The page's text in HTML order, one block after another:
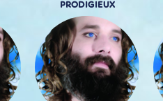
PRODIGIEUX